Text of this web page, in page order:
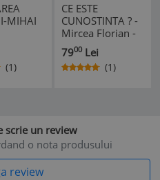
MIHAI
(1)
CE ESTE
CUNOSTINTA ? -
Mircea Florian -
Editura Casa
Scoalelor, 1947,
120 p.; tiraj:
7900 Lei
(1)
scrie un review
o nota produsului
review